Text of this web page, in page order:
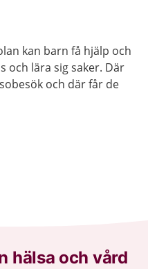
kan barn få hjälp och
och lära sig saker. Där
och där får de
hälsa och vård